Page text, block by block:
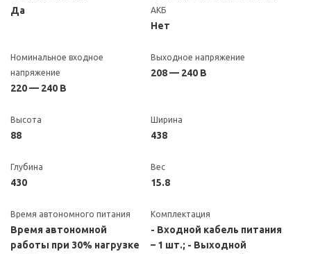
Да
АКБ
Нет
Номинальное входное
напряжение
220 — 240 В
Выходное напряжение
208 — 240 В
Высота
88
Ширина
438
Глубина
430
Вес
15.8
Время автономного питания
Время автономной
работы при 30% нагрузке
Комплектация
- Входной кабель питания
– 1 шт.; - Выходной